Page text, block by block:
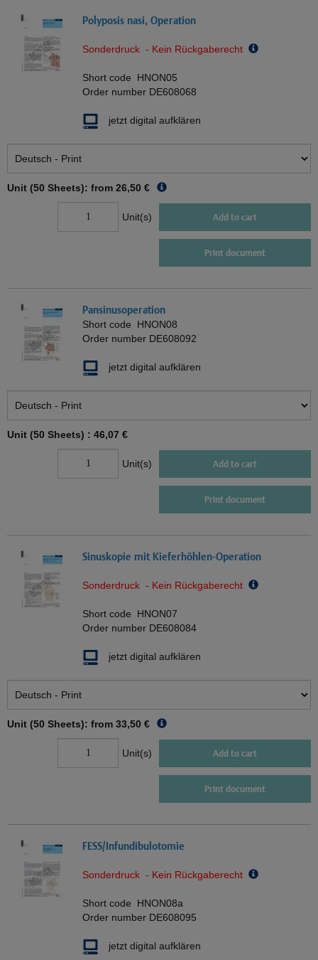
Polyposis nasi, Operation
Sonderdruck - Kein Rückgaberecht
Short code HNON05
Order number DE608068
jetzt digital aufklären
Unit (50 Sheets): from 26,50 €
Unit(s) Add to cart
Print document
Pansinusoperation
Short code HNON08
Order number DE608092
jetzt digital aufklären
Unit (50 Sheets) : 46,07 €
Unit(s) Add to cart
Print document
Sinuskopie mit Kieferhöhlen-Operation
Sonderdruck - Kein Rückgaberecht
Short code HNON07
Order number DE608084
jetzt digital aufklären
Unit (50 Sheets): from 33,50 €
Unit(s) Add to cart
Print document
FESS/Infundibulotomie
Sonderdruck - Kein Rückgaberecht
Short code HNON08a
Order number DE608095
jetzt digital aufklären